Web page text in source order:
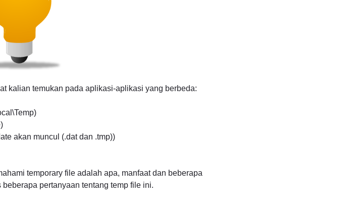
kalian temukan pada aplikasi-aplikasi yang berbeda:
akan muncul (.dat dan .tmp))
temporary file adalah apa, manfaat dan beberapa
pertanyaan tentang temp file ini.